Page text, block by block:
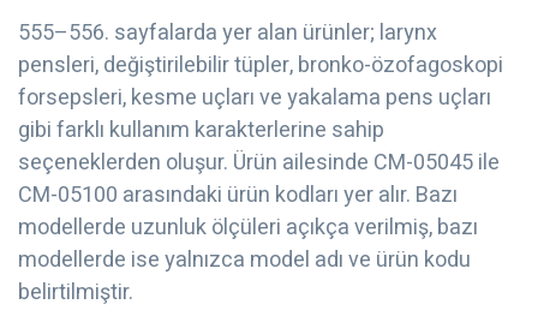
555–556. sayfalarda yer alan ürünler; larynx
pensleri, değiştirilebilir tüpler, bronko-özofagoskopi
forsepsleri, kesme uçları ve yakalama pens uçları
gibi farklı kullanım karakterlerine sahip
seçeneklerden oluşur. Ürün ailesinde CM-05045 ile
CM-05100 arasındaki ürün kodları yer alır. Bazı
modellerde uzunluk ölçüleri açıkça verilmiş, bazı
modellerde ise yalnızca model adı ve ürün kodu
belirtilmiştir.